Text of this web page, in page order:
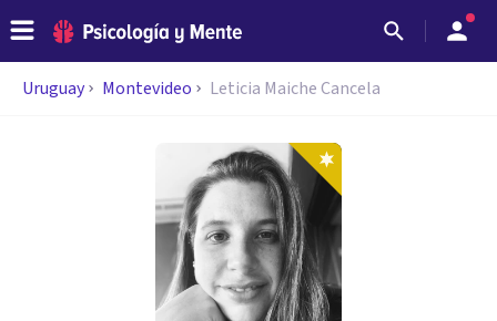
Uruguay Montevideo Leticia Maiche Cancela